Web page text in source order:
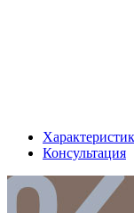
Консультация